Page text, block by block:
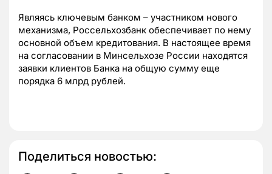
Являясь ключевым банком – участником нового
механизма, Россельхозбанк обеспечивает по нему
основной объем кредитования. В настоящее время
на согласовании в Минсельхозе России находятся
заявки клиентов Банка на общую сумму еще
порядка 6 млрд рублей.
Поделиться новостью: